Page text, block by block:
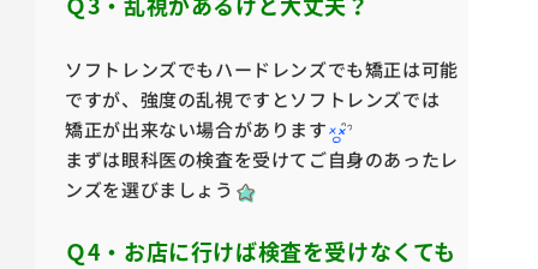
ソフトレンズでもハードレンズでも矯正は可能
ですが、強度の乱視ですとソフトレンズでは
矯正が出来ない場合があります
まずは眼科医の検査を受けてご自身のあったレ
ンズを選びましょう
Ｑ4・お店に行けば検査を受けなくても